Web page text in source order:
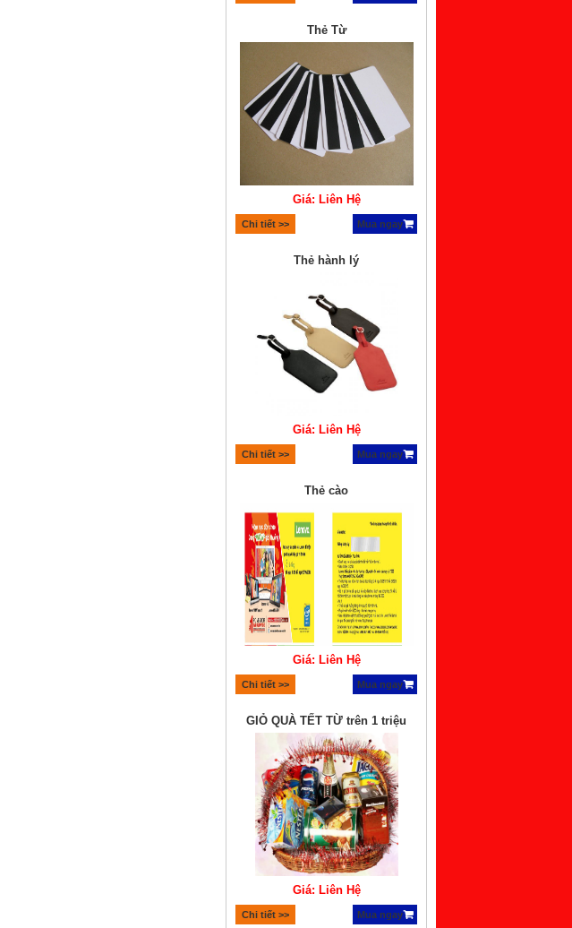
Thẻ Từ
Giá: Liên Hệ
Chi tiết >> Mua ngay
Thẻ hành lý
Giá: Liên Hệ
Chi tiết >> Mua ngay
Thẻ cào
Giá: Liên Hệ
Chi tiết >> Mua ngay
GIỎ QUÀ TẾT TỪ trên 1 triệu
Giá: Liên Hệ
Chi tiết >> Mua ngay